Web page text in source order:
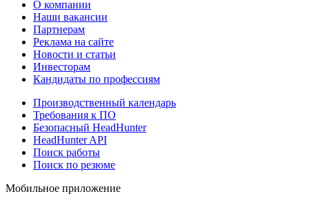
О компании
Наши вакансии
Партнерам
Реклама на сайте
Новости и статьи
Инвесторам
Кандидаты по профессиям
Производственный календарь
Требования к ПО
Безопасный HeadHunter
HeadHunter API
Поиск работы
Поиск по резюме
Мобильное приложение